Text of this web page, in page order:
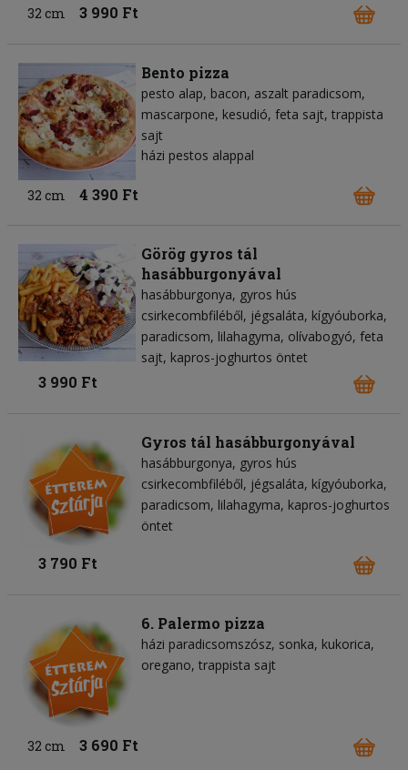
32 cm 3 990 Ft
Bento pizza
pesto alap bacon aszalt paradicsom
mascarpone kesudió feta sajt trappista
sajt
házi pestos alappal
32 cm 4 390 Ft
Görög gyros tál
hasábburgonyával
hasábburgonya gyros hús
csirkecombfiléből jégsaláta kígyóuborka
paradicsom lilahagyma olívabogyó feta
sajt kapros-joghurtos öntet
3 990 Ft
Gyros tál hasábburgonyával
hasábburgonya gyros hús
csirkecombfiléből jégsaláta kígyóuborka
paradicsom lilahagyma kapros-joghurtos
öntet
3 790 Ft
6. Palermo pizza
házi paradicsomszósz sonka kukorica
oregano trappista sajt
32 cm 3 690 Ft